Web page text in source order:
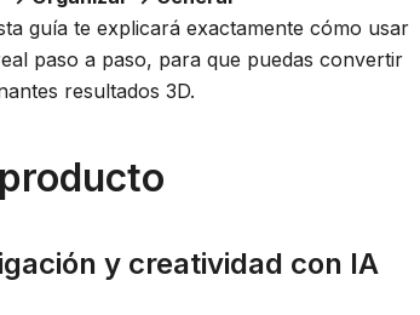
guía te explicará exactamente cómo usar
paso a paso, para que puedas convertir
resultados 3D.
y creatividad con IA